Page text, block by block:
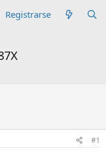
Registrarse
#1